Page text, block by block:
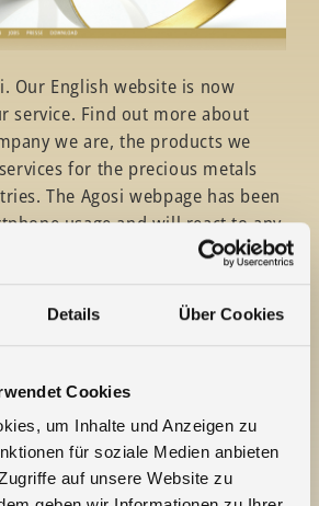
Details Über Cookies
Cookies
um Inhalte und Anzeigen zu
für soziale Medien anbieten
auf unsere Website zu
Our English website is now
service. Find out more about
we are, the products we
for the precious metals
The Agosi webpage has been
usage and will react to any
you choose – thanks to
is being improved
will remain necessary and
welcome your comments and
customers: the French
website is the next step in this